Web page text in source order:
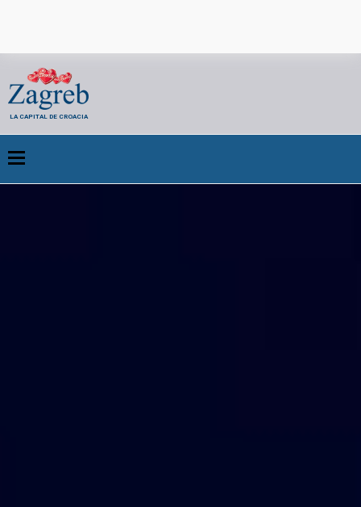
LA CAPITAL DE CROACIA